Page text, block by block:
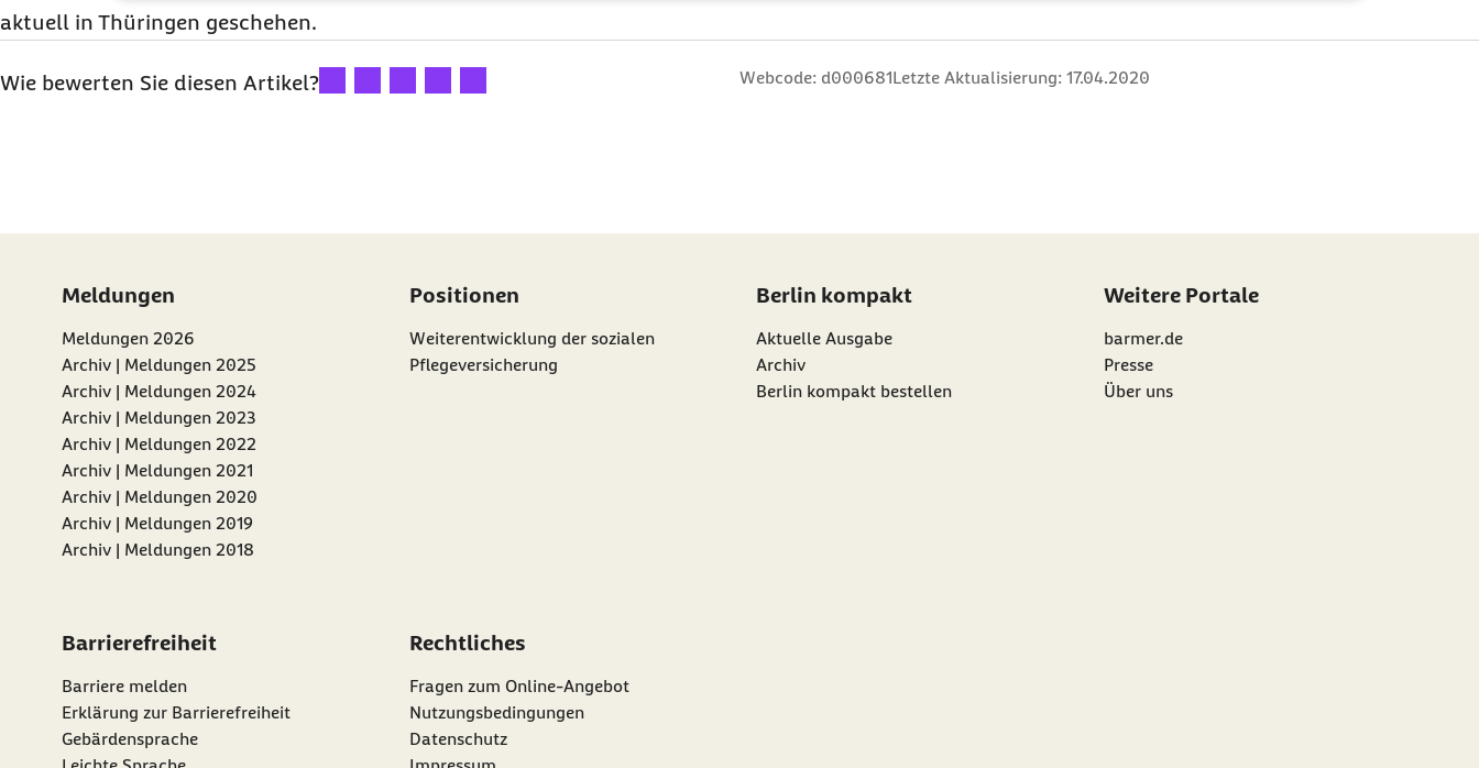
aktuell in Thüringen geschehen.
Wie bewerten Sie diesen Artikel?Ihre Bewertung: 1 Stern
Ihre Bewertung: 2 Sterne
Ihre Bewertung: 3 Sterne
Ihre Bewertung: 4 Sterne
Ihre Bewertung: 5 Sterne Webcode: d000681Letzte Aktualisierung: 17.04.2020
Meldungen
Meldungen 2026
Archiv | Meldungen 2025
Archiv | Meldungen 2024
Archiv | Meldungen 2023
Archiv | Meldungen 2022
Archiv | Meldungen 2021
Archiv | Meldungen 2020
Archiv | Meldungen 2019
Archiv | Meldungen 2018
Positionen
Weiterentwicklung der sozialen
Pflegeversicherung
Berlin kompakt
Aktuelle Ausgabe
Archiv
Berlin kompakt bestellen
Weitere Portale
barmer.de
Presse
Über uns
Barrierefreiheit
Barriere melden
Erklärung zur Barrierefreiheit
Gebärdensprache
Rechtliches
Fragen zum Online-Angebot
Nutzungsbedingungen
Datenschutz